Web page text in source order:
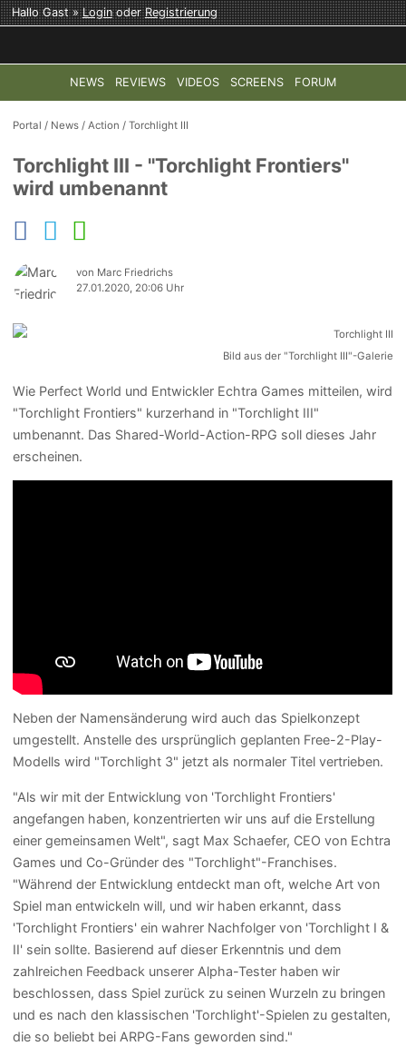
Hallo Gast »LoginoderRegistrierung
NEWS REVIEWS VIDEOS SCREENS FORUM
TOP-THEMEN: COD: MODERN WARFARE 4 HALO:
Portal / News /Action /Torchlight III
Torchlight III - "Torchlight Frontiers"
wird umbenannt
von Marc Friedrichs
27.01.2020, 20:06 Uhr
Bild aus der "Torchlight III"-Galerie
Wie Perfect World und Entwickler Echtra Games mitteilen, wird
"Torchlight Frontiers" kurzerhand in "Torchlight III"
umbenannt. Das Shared-World-Action-RPG soll dieses Jahr
erscheinen.
Neben der Namensänderung wird auch das Spielkonzept
umgestellt. Anstelle des ursprünglich geplanten Free-2-Play-
Modells wird "Torchlight 3" jetzt als normaler Titel vertrieben.
"Als wir mit der Entwicklung von 'Torchlight Frontiers'
angefangen haben, konzentrierten wir uns auf die Erstellung
einer gemeinsamen Welt", sagt Max Schaefer, CEO von Echtra
Games und Co-Gründer des "Torchlight"-Franchises.
"Während der Entwicklung entdeckt man oft, welche Art von
Spiel man entwickeln will, und wir haben erkannt, dass
'Torchlight Frontiers' ein wahrer Nachfolger von 'Torchlight I &
II' sein sollte. Basierend auf dieser Erkenntnis und dem
zahlreichen Feedback unserer Alpha-Tester haben wir
beschlossen, dass Spiel zurück zu seinen Wurzeln zu bringen
und es nach den klassischen 'Torchlight'-Spielen zu gestalten,
die so beliebt bei ARPG-Fans geworden sind."